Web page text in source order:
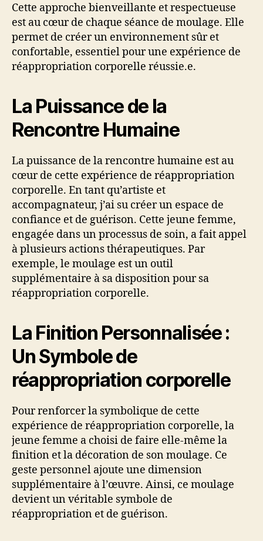
Cette approche bienveillante et respectueuse
est au cœur de chaque séance de moulage. Elle
permet de créer un environnement sûr et
confortable, essentiel pour une expérience de
réappropriation corporelle réussie.e.
La Puissance de la
Rencontre Humaine
La puissance de la rencontre humaine est au
cœur de cette expérience de réappropriation
corporelle. En tant qu’artiste et
accompagnateur, j’ai su créer un espace de
confiance et de guérison. Cette jeune femme,
engagée dans un processus de soin, a fait appel
à plusieurs actions thérapeutiques. Par
exemple, le moulage est un outil
supplémentaire à sa disposition pour sa
réappropriation corporelle.
La Finition Personnalisée :
Un Symbole de
réappropriation corporelle
Pour renforcer la symbolique de cette
expérience de réappropriation corporelle, la
jeune femme a choisi de faire elle-même la
finition et la décoration de son moulage. Ce
geste personnel ajoute une dimension
supplémentaire à l’œuvre. Ainsi, ce moulage
devient un véritable symbole de
réappropriation et de guérison.